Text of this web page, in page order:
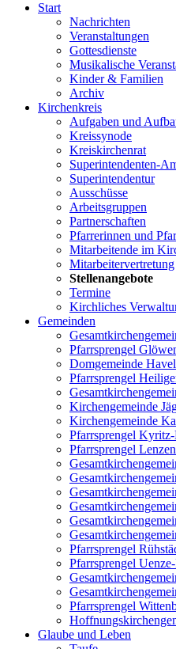
Start
Nachrichten
Veranstaltungen
Gottesdienste
Musikalische
Kinder & Familien
Archiv
Kirchenkreis
Aufgaben und
Kreissynode
Kreiskirchenrat
Superintendenten-
Superintendentur
Ausschüsse
Arbeitsgruppen
Partnerschaften
Pfarrerinnen und
Mitarbeitende im
Mitarbeitervertretung
Stellenangebote
Termine
Kirchliches
Gemeinden
Pfarrsprengel
Domgemeinde
Pfarrsprengel
Kirchengemeinde
Kirchengemeinde
Pfarrsprengel
Pfarrsprengel
Pfarrsprengel
Pfarrsprengel
Pfarrsprengel
Glaube und Leben